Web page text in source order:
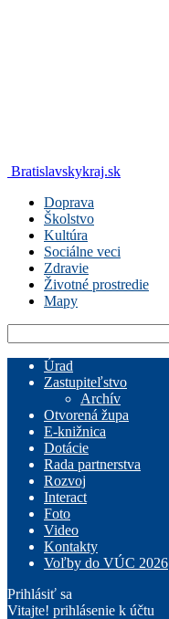
Bratislavskykraj.sk
Doprava
Školstvo
Kultúra
Sociálne veci
Zdravie
Životné prostredie
Mapy
Úrad
Zastupiteľstvo
Archív
Otvorená župa
E-knižnica
Dotácie
Rada partnerstva
Rozvoj
Interact
Foto
Video
Kontakty
Voľby do VÚC 2026
Prihlásiť sa
Vitajte! prihlásenie k účtu